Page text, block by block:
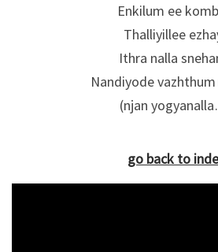
Enkilum ee
Thalliyillee
Ithra nalla
Nandiyode vazhthum
(njan
go back to